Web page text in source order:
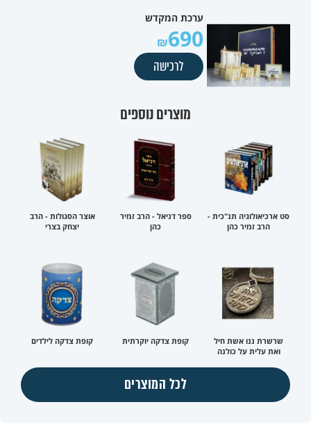
ערכת המקדש
690
לרכישה
מוצרים נוספים
סט ארכיאולוגיה תנ"כית -
הרב זמיר כהן
ספר דניאל - הרב זמיר
כהן
אוצר הסגולות - הרב
יצחק בצרי
שרשרת ננו אשת חיל
ואת עלית על כולנה
קופת צדקה יוקרתית קופת צדקה לילדים
לכל המוצרים